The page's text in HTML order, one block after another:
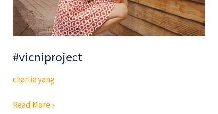
#vicniproject
charlie yang
#vicniproject
Read More »